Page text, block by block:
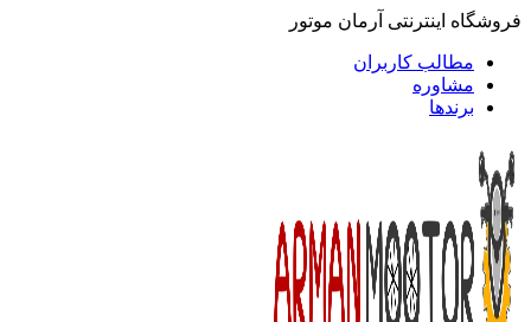
فروشگاه اینترنتی آرمان موتور
مطالب کاربران
مشاوره
برندها